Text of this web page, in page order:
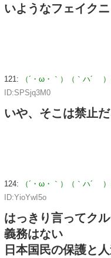
いようなフェイク
121: （´・ω・｀）（｀ハ´
ID:SPSjq3M0
いや、そこは禁止だ
124: （´・ω・｀）（｀ハ´
ID:YioYwI5o
はっきり言ってク
義務はない
日本国民の保護と